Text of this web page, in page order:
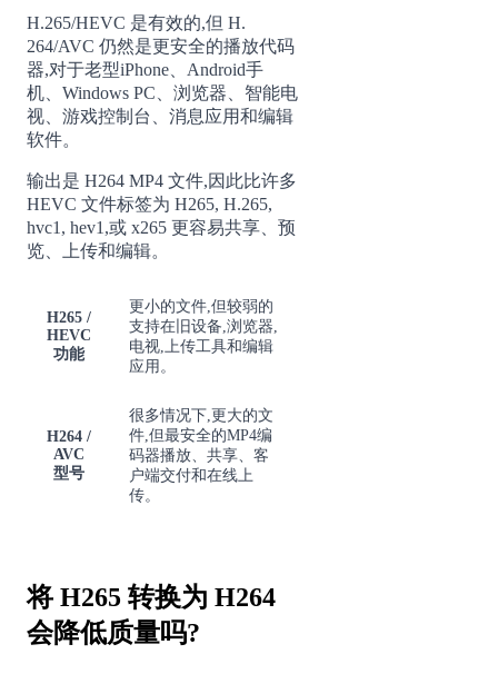
H.265/HEVC 是有效的,但 H.
264/AVC 仍然是更安全的播放代码
器,对于老型iPhone、Android手
机、Windows PC、浏览器、智能电
视、游戏控制台、消息应用和编辑
软件。
输出是 H264 MP4 文件,因此比许多
HEVC 文件标签为 H265, H.265,
hvc1, hev1,或 x265 更容易共享、预
览、上传和编辑。
H265 /
HEVC
功能
更小的文件,但较弱的
支持在旧设备,浏览器,
电视,上传工具和编辑
应用。
H264 /
AVC
型号
很多情况下,更大的文
件,但最安全的MP4编
码器播放、共享、客
户端交付和在线上
传。
将 H265 转换为 H264
会降低质量吗?